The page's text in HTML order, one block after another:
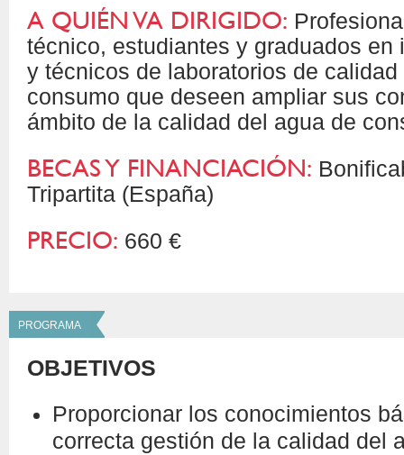
A QUIÉN VA DIRIGIDO:
técnico, estudiantes y graduados
y técnicos de laboratorios de
consumo que deseen ampliar sus
ámbito de la calidad del agua de
BECAS Y FINANCIACIÓN:
Tripartita (España)
PRECIO: 660 €
PROGRAMA
OBJETIVOS
Proporcionar los conocimientos
correcta gestión de la calidad del